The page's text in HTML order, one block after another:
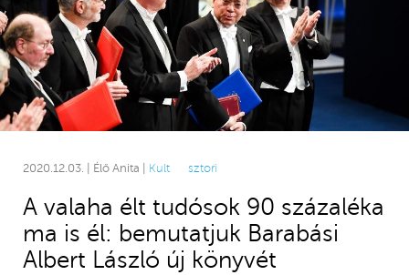
2020.12.03. | Élő Anita | Kult sztori
A valaha élt tudósok 90 százaléka
ma is él: bemutatjuk Barabási
Albert László új könyvét